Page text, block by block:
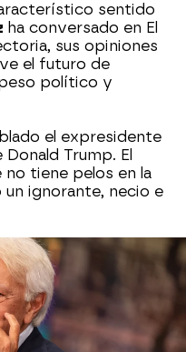
sentido
ha conversado en El
sus opiniones
el futuro de
peso político y
el expresidente
Trump. El
tiene pelos en la
un ignorante, necio e
pedido que
actual de
crecimiento es
de riqueza no está